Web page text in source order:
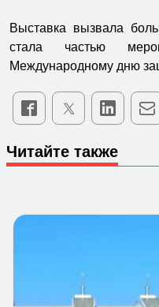
Выставка вызвала
стала частью
Международному дню
Читайте также